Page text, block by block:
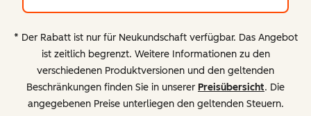
* Der Rabatt ist nur für Neukundschaft verfügbar. Das Angebot
ist zeitlich begrenzt. Weitere Informationen zu den
verschiedenen Produktversionen und den geltenden
Beschränkungen finden Sie in unserer Preisübersicht. Die
angegebenen Preise unterliegen den geltenden Steuern.